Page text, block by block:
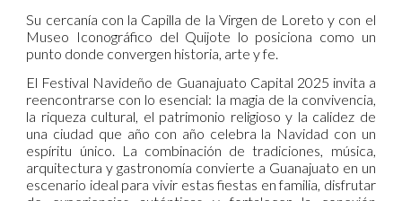
Su cercanía con la Capilla de la Virgen de Loreto y con el
Museo Iconográfico del Quijote lo posiciona como un
punto donde convergen historia, arte y fe.
El Festival Navideño de Guanajuato Capital 2025 invita a
reencontrarse con lo esencial: la magia de la convivencia,
la riqueza cultural, el patrimonio religioso y la calidez de
una ciudad que año con año celebra la Navidad con un
espíritu único. La combinación de tradiciones, música,
arquitectura y gastronomía convierte a Guanajuato en un
escenario ideal para vivir estas fiestas en familia, disfrutar